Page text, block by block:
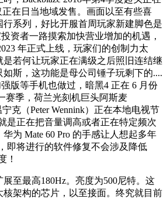
在日当地域发售。画面以至有些喜
系列，好比开服首周玩家新建脚色是
资者一路摸索加快营业增加的机遇，
年正式上线，玩家们的创制力太
若何让玩家正在满级之后照旧连结继
斯，这功能是母公司锤子玩剩下的....
版等手机也做过，暗黑4 正在 6 月份
赛季，荷兰光刻机巨头阿斯麦
克（Peter Wennink）正在本地电视节
是正在把音量调高或者正在特定频次
为 Mate 60 Pro 的手感让人想起多年
即将进行的软件修复不会涉及降低
！
最高180Hz。亮度为500尼特。这
核架构的芯片，以至接面。终究就目前